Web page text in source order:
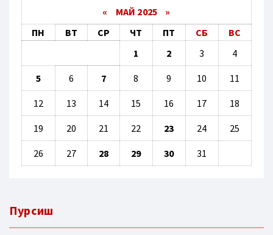
« МАЙ 2025 »
ПН
ВТ СР ЧТ ПТ СБ
ВС
1
2 3 4
5 6 7 8 9 10 11
12 13 14 15 16 17 18
19 20 21 22 23 24 25
26 27 28 29 30 31
Пурсиш